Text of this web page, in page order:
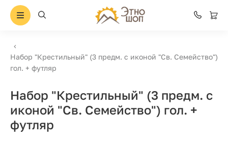
Набор "Крестильный" (3 предм. с иконой "Св. Семейство")
гол. + футляр
Набор "Крестильный" (3 предм. с
иконой "Св. Семейство") гол. +
футляр